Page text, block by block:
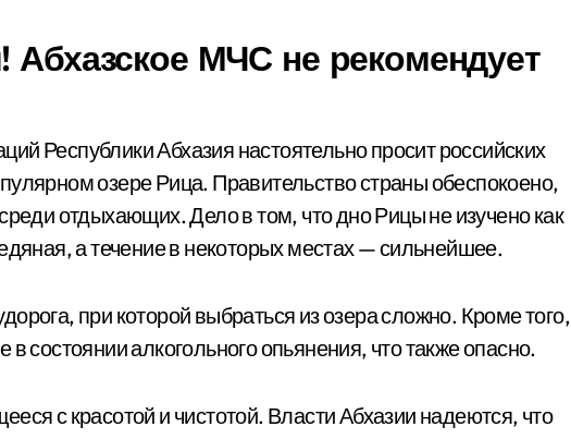
Абхазское МЧС не рекомендует
Республики Абхазия настоятельно просит российских
озере Рица. Правительство страны обеспокоено,
отдыхающих. Дело в том, что дно Рицы не изучено как
а течение в некоторых местах — сильнейшее.
при которой выбраться из озера сложно. Кроме того,
состоянии алкогольного опьянения, что также опасно.
с красотой и чистотой. Власти Абхазии надеются, что